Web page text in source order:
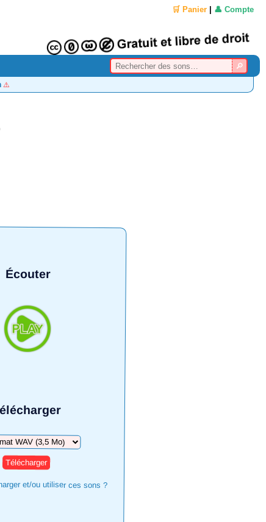
🛒 Panier 👤 Compte
⚠️
Écouter
et/ou utiliser ces sons ?